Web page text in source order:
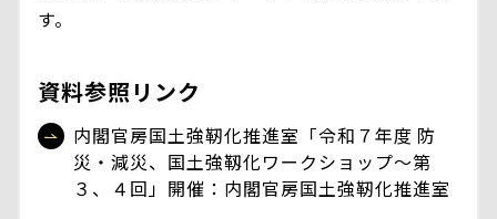
す。
資料参照リンク
内閣官房国土強靭化推進室「令和７年度 防
災・減災、国土強靱化ワークショップ～第
３、４回」開催：内閣官房国土強靭化推進室